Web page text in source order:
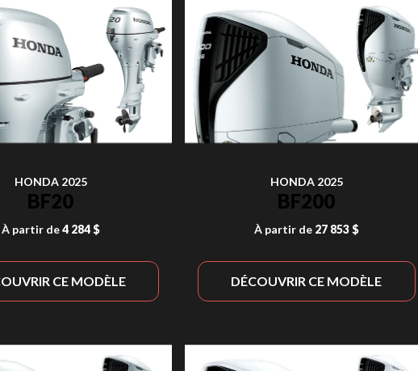
HONDA 2025
BF20
À partir de4 284 $
CE MODÈLE
HONDA 2025
BF200
À partir de 27 853 $
DÉCOUVRIR CE MODÈLE